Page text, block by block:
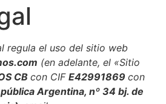
regula el uso del sitio web
(en adelante, el «Sitio
CB con CIF E42991869 con
Argentina, nº 34 bj. de